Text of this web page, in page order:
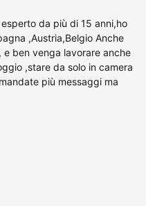
da più di 15 anni,ho
,Austria,Belgio Anche
e ben venga lavorare anche
,stare da solo in camera
più messaggi ma